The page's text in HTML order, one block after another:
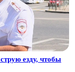
езду, чтобы